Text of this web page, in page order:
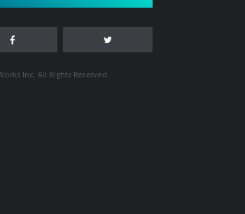
Inc. All Rights Reserved.